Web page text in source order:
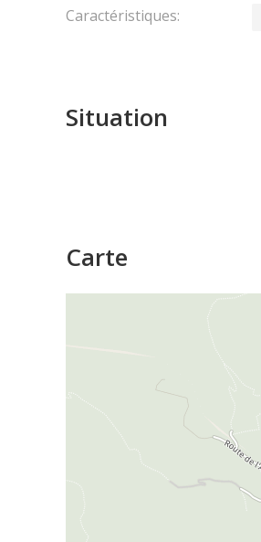
Caractéristiques:
Situation
Carte